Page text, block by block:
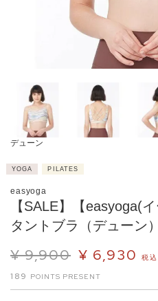
デューン
YOGA PILATES
easyoga
【SALE】【easyoga(
タントブラ（デューン）
¥ 9,900 ¥ 6,930 税込
189